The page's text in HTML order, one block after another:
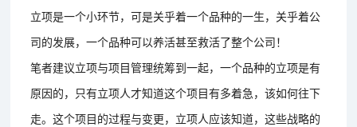
立项是一个小环节，可是关乎着一个品种的一生，关乎着公
司的发展，一个品种可以养活甚至救活了整个公司！
笔者建议立项与项目管理统筹到一起，一个品种的立项是有
原因的，只有立项人才知道这个项目有多着急，该如何往下
走。这个项目的过程与变更，立项人应该知道，这些战略的